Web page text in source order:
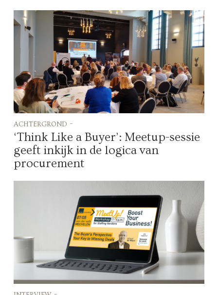
achtergrond -
‘Think Like a Buyer’: Meetup-sessie
geeft inkijk in de logica van
procurement